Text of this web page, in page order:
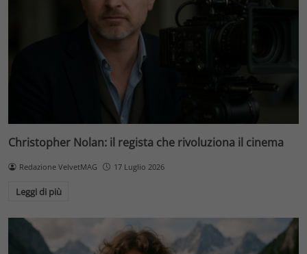
Christopher Nolan: il regista che rivoluziona il cinema
Redazione VelvetMAG 17 Luglio 2026
Leggi di più